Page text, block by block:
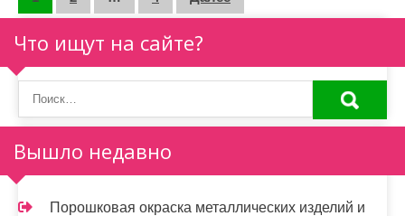
а
г
и
н
а
ц
Что ищут на сайте?
Вышло недавно
Порошковая окраска металлических изделий и